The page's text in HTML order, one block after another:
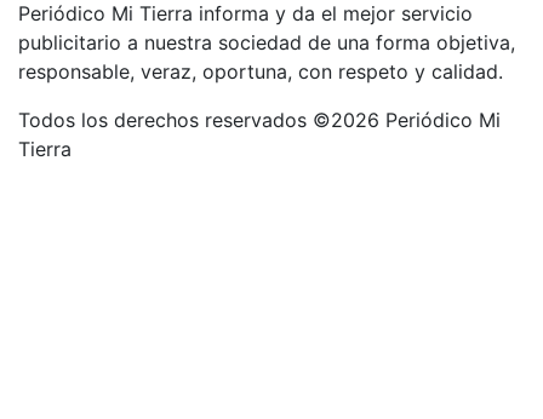
Periódico Mi Tierra informa y da el mejor servicio
publicitario a nuestra sociedad de una forma objetiva,
responsable, veraz, oportuna, con respeto y calidad.
Todos los derechos reservados ©2026 Periódico Mi
Tierra